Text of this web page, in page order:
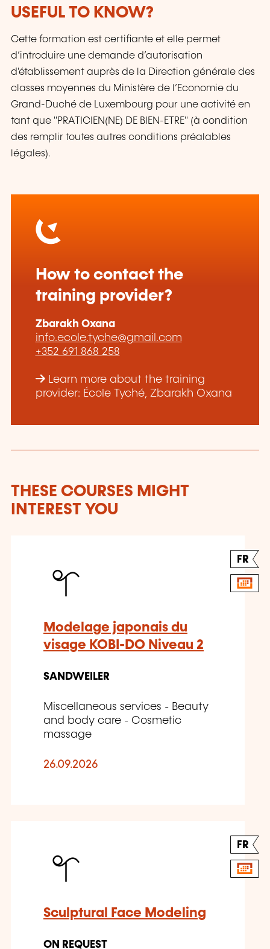
USEFUL TO KNOW?
Cette formation est certifiante et elle permet
d’introduire une demande d’autorisation
d'établissement auprès de la Direction générale des
classes moyennes du Ministère de l’Economie du
Grand-Duché de Luxembourg pour une activité en
tant que "PRATICIEN(NE) DE BIEN-ETRE" (à condition
des remplir toutes autres conditions préalables
légales).
How to contact the
training provider?
Zbarakh Oxana
info.ecole.tyche@gmail.com
+352 691 868 258
Learn more about the training
provider: École Tyché, Zbarakh Oxana
THESE COURSES MIGHT
INTEREST YOU
FR
Modelage japonais du
visage KOBI-DO Niveau 2
SANDWEILER
Miscellaneous services - Beauty
and body care - Cosmetic
massage
26.09.2026
FR
Sculptural Face Modeling
ON REQUEST